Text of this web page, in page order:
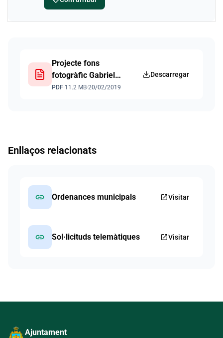
Projecte fons
fotogràfic Gabriel
Flaquer - Fundació
PDF·11.2 MB·20/02/2019
Descarregar
Enllaços relacionats
link Ordenances municipals open_in_newVisitar
link Sol·licituds telemàtiques open_in_newVisitar
Ajuntament